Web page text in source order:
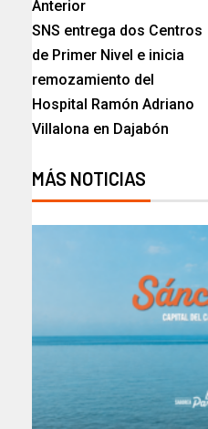
Anterior
SNS entrega dos Centros
de Primer Nivel e inicia
remozamiento del
Hospital Ramón Adriano
Villalona en Dajabón
MÁS NOTICIAS